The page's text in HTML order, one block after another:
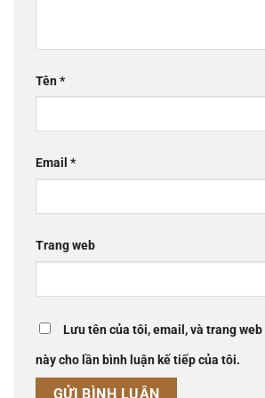
Tên*
Email *
Trang web
Lưu tên của tôi, email, và trang
này cho lần bình luận kế tiếp của tôi.